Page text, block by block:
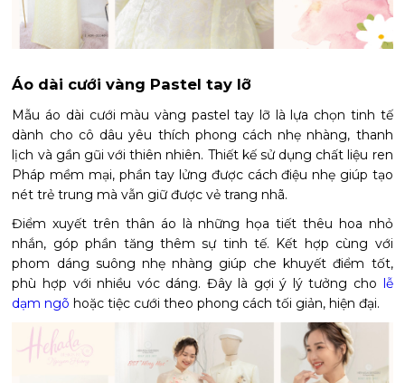
Áo dài cưới vàng Pastel tay lỡ
Mẫu áo dài cưới màu vàng pastel tay lỡ là lựa chọn tinh tế
dành cho cô dâu yêu thích phong cách nhẹ nhàng, thanh
lịch và gần gũi với thiên nhiên. Thiết kế sử dụng chất liệu ren
Pháp mềm mại, phần tay lửng được cách điệu nhẹ giúp tạo
nét trẻ trung mà vẫn giữ được vẻ trang nhã.
Điểm xuyết trên thân áo là những họa tiết thêu hoa nhỏ
nhắn, góp phần tăng thêm sự tinh tế. Kết hợp cùng với
phom dáng suông nhẹ nhàng giúp che khuyết điểm tốt,
phù hợp với nhiều vóc dáng. Đây là gợi ý lý tưởng cho lễ
dạm ngõ hoặc tiệc cưới theo phong cách tối giản, hiện đại.